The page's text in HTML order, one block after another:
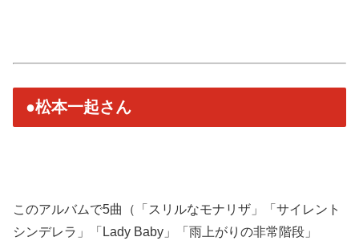
●松本一起さん
このアルバムで5曲（「スリルなモナリザ」「サイレント
シンデレラ」「Lady Baby」「雨上がりの非常階段」